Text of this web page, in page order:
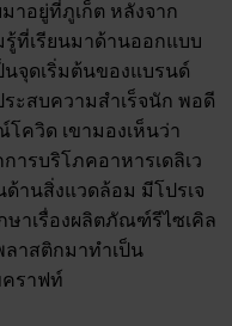
าอยู่ที่ภูเก็ต หลังจาก
ที่เรียนมาด้านออกแบบ
จุดเริ่มต้นของแบรนด์
ะสบความสำเร็จนัก พอดี
ควิด เขามองเห็นว่า
รบริโภคอาหารเดลิเว
านสิ่งแวดล้อม มีโปรเจ
ษาเรื่องผลิตภัณฑ์รีไซเคิล
ลาสติกมาทำเป็น
ราฟท์